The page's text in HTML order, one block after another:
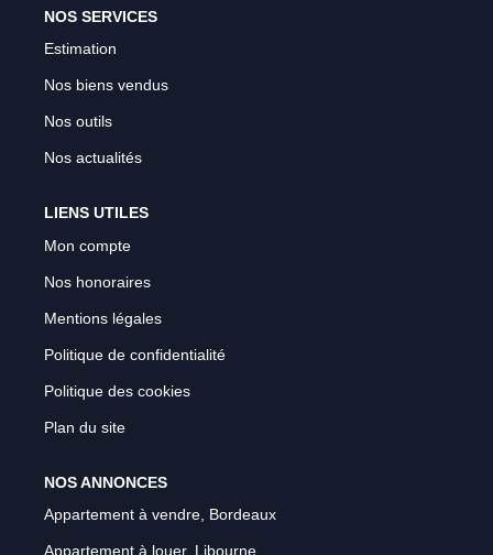
NOS SERVICES
Estimation
Nos biens vendus
Nos outils
Nos actualités
LIENS UTILES
Mon compte
Nos honoraires
Mentions légales
Politique de confidentialité
Politique des cookies
Plan du site
NOS ANNONCES
Appartement à vendre, Bordeaux
Appartement à louer, Libourne